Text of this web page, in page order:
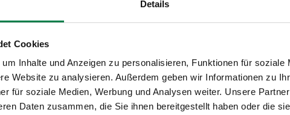
Details
Cookies
Inhalte und Anzeigen zu personalisieren, Funktionen für soziale
Website zu analysieren. Außerdem geben wir Informationen zu
für soziale Medien, Werbung und Analysen weiter. Unsere
Daten zusammen, die Sie ihnen bereitgestellt haben oder die
erst gar nicht in Ihre vier Räume, sondern schützen Sie Ihre
mit einem außenliegenden Sonnenschutzprodukt. Egal ob
Bei uns …